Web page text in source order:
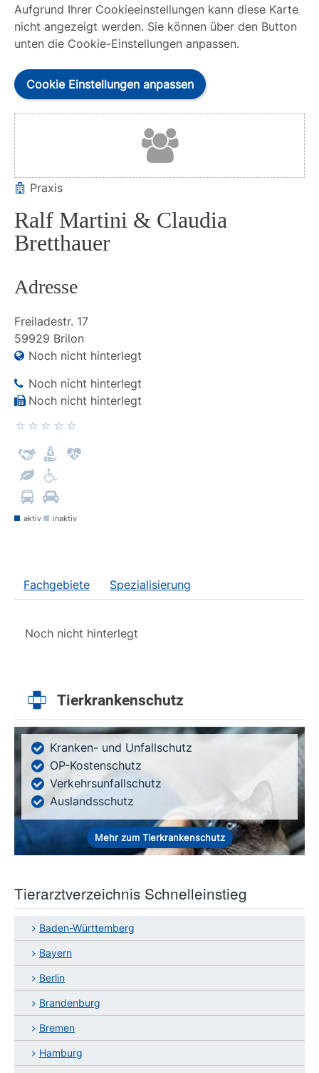
Aufgrund Ihrer Cookieeinstellungen kann diese Karte
nicht angezeigt werden. Sie können über den Button
unten die Cookie-Einstellungen anpassen.
Cookie Einstellungen anpassen
Praxis
Ralf Martini & Claudia
Bretthauer
Adresse
Freiladestr. 17
59929 Brilon
Noch nicht hinterlegt
Noch nicht hinterlegt
Noch nicht hinterlegt
aktiv inaktiv
Fachgebiete Spezialisierung
Noch nicht hinterlegt
Tierkrankenschutz
Kranken- und Unfallschutz
OP-Kostenschutz
Verkehrsunfallschutz
Auslandsschutz
Mehr zum Tierkrankenschutz
Tierarztverzeichnis Schnelleinstieg
Baden-Württemberg
Bayern
Berlin
Brandenburg
Bremen
Hamburg